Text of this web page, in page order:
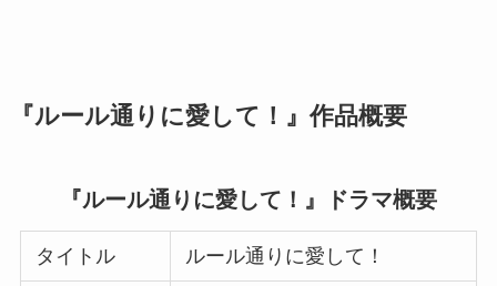
『ルール通りに愛して！』作品概要
『ルール通りに愛して！』ドラマ概要
タイトル ルール通りに愛して！